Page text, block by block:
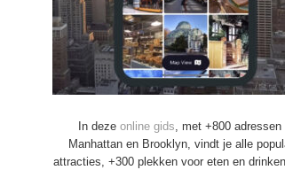
In deze online gids, met +800 adressen
Manhattan en Brooklyn, vindt je alle
attracties, +300 plekken voor eten en